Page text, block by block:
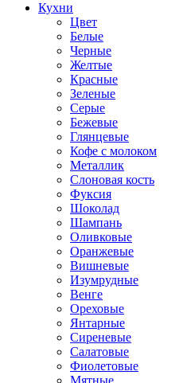
Кухни
Цвет
Белые
Черные
Желтые
Красные
Зеленые
Серые
Бежевые
Глянцевые
Кофе с молоком
Металлик
Слоновая кость
Фуксия
Шоколад
Шампань
Оливковые
Оранжевые
Вишневые
Изумрудные
Венге
Ореховые
Янтарные
Сиреневые
Салатовые
Фиолетовые
Мятные